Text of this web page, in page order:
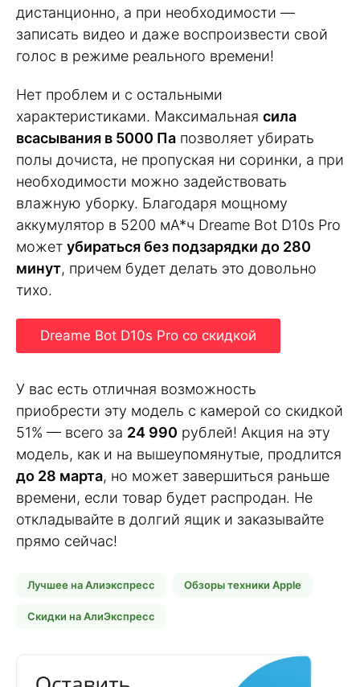
дистанционно, а при необходимости —
записать видео и даже воспроизвести свой
голос в режиме реального времени!
Нет проблем и с остальными
характеристиками. Максимальная сила
всасывания в 5000 Па позволяет убирать
полы дочиста, не пропуская ни соринки, а при
необходимости можно задействовать
влажную уборку. Благодаря мощному
аккумулятор в 5200 мА*ч Dreame Bot D10s Pro
может убираться без подзарядки до 280
минут, причем будет делать это довольно
тихо.
Dreame Bot D10s Pro со скидкой
У вас есть отличная возможность
приобрести эту модель с камерой со скидкой
51% — всего за 24 990 рублей! Акция на эту
модель, как и на вышеупомянутые, продлится
до 28 марта, но может завершиться раньше
времени, если товар будет распродан. Не
откладывайте в долгий ящик и заказывайте
прямо сейчас!
Лучшее на Алиэкспресс Обзоры техники Apple
Скидки на АлиЭкспресс